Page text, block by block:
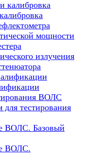
мощности
излучения
ВОЛС
для тестирования
ВОЛС. Базовый
ВОЛС.